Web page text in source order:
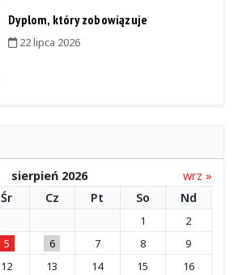
Dyplom, który zobowiązuje
22 lipca 2026
sierpień 2026
wrz »
Śr Cz Pt So Nd
1
2
5 6 7 8
9
12 13 14 15
16